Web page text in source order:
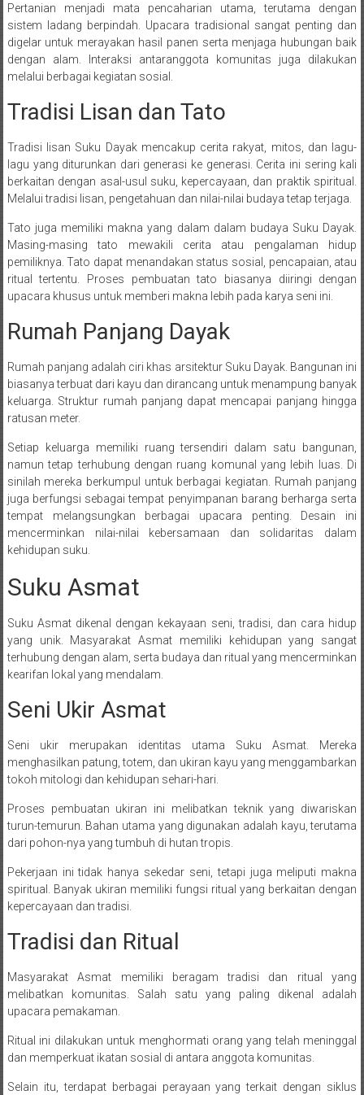
Pertanian menjadi mata pencaharian utama, terutama dengan
sistem ladang berpindah. Upacara tradisional sangat penting dan
digelar untuk merayakan hasil panen serta menjaga hubungan baik
dengan alam. Interaksi antaranggota komunitas juga dilakukan
melalui berbagai kegiatan sosial.
Tradisi Lisan dan Tato
Tradisi lisan Suku Dayak mencakup cerita rakyat, mitos, dan lagu-
lagu yang diturunkan dari generasi ke generasi. Cerita ini sering kali
berkaitan dengan asal-usul suku, kepercayaan, dan praktik spiritual.
Melalui tradisi lisan, pengetahuan dan nilai-nilai budaya tetap terjaga.
Tato juga memiliki makna yang dalam dalam budaya Suku Dayak.
Masing-masing tato mewakili cerita atau pengalaman hidup
pemiliknya. Tato dapat menandakan status sosial, pencapaian, atau
ritual tertentu. Proses pembuatan tato biasanya diiringi dengan
upacara khusus untuk memberi makna lebih pada karya seni ini.
Rumah Panjang Dayak
Rumah panjang adalah ciri khas arsitektur Suku Dayak. Bangunan ini
biasanya terbuat dari kayu dan dirancang untuk menampung banyak
keluarga. Struktur rumah panjang dapat mencapai panjang hingga
ratusan meter.
Setiap keluarga memiliki ruang tersendiri dalam satu bangunan,
namun tetap terhubung dengan ruang komunal yang lebih luas. Di
sinilah mereka berkumpul untuk berbagai kegiatan. Rumah panjang
juga berfungsi sebagai tempat penyimpanan barang berharga serta
tempat melangsungkan berbagai upacara penting. Desain ini
mencerminkan nilai-nilai kebersamaan dan solidaritas dalam
kehidupan suku.
Suku Asmat
Suku Asmat dikenal dengan kekayaan seni, tradisi, dan cara hidup
yang unik. Masyarakat Asmat memiliki kehidupan yang sangat
terhubung dengan alam, serta budaya dan ritual yang mencerminkan
kearifan lokal yang mendalam.
Seni Ukir Asmat
Seni ukir merupakan identitas utama Suku Asmat. Mereka
menghasilkan patung, totem, dan ukiran kayu yang menggambarkan
tokoh mitologi dan kehidupan sehari-hari.
Proses pembuatan ukiran ini melibatkan teknik yang diwariskan
turun-temurun. Bahan utama yang digunakan adalah kayu, terutama
dari pohon-nya yang tumbuh di hutan tropis.
Pekerjaan ini tidak hanya sekedar seni, tetapi juga meliputi makna
spiritual. Banyak ukiran memiliki fungsi ritual yang berkaitan dengan
kepercayaan dan tradisi.
Tradisi dan Ritual
Masyarakat Asmat memiliki beragam tradisi dan ritual yang
melibatkan komunitas. Salah satu yang paling dikenal adalah
upacara pemakaman.
Ritual ini dilakukan untuk menghormati orang yang telah meninggal
dan memperkuat ikatan sosial di antara anggota komunitas.
Selain itu, terdapat berbagai perayaan yang terkait dengan siklus